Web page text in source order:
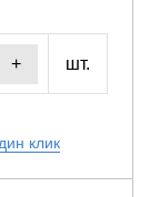
+ шт.
клик